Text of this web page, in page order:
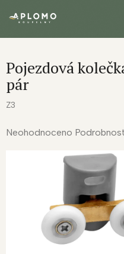
Pojezdová
pár
Z3
Průměrné
hvězdiček.
Neohodnoceno